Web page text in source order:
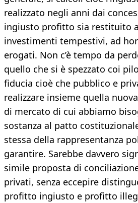
realizzato negli anni dai
ingiusto profitto sia restituito
investimenti tempestivi, ad
erogati. Non c’è tempo da
quello che si è spezzato coi
fiducia cioè che pubblico e
realizzare insieme quella
di mercato di cui abbiamo
sostanza al patto
stessa della rappresentanza
garantire. Sarebbe davvero
simile proposta di
privati, senza eccepire
profitto ingiusto e profitto